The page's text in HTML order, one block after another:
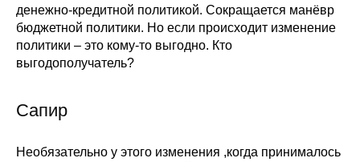
денежно-кредитной политикой. Сокращается манёвр
бюджетной политики. Но если происходит изменение
политики – это кому-то выгодно. Кто
выгодополучатель?
Сапир
Необязательно у этого изменения ,когда принималось